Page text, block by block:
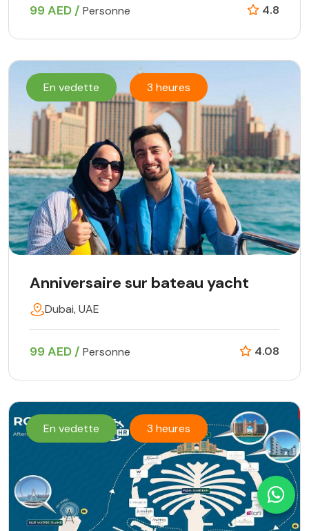
99 AED / Personne 4.8
En vedette 3 heures
Anniversaire sur bateau yacht
Dubai, UAE
99 AED / Personne 4.08
En vedette 3 heures